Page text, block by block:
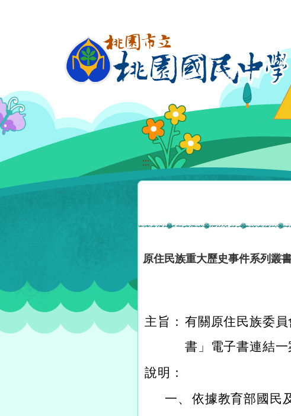
:::
原住民族重大歷史事件系列叢
主旨： 有關原住民族委
書」電子書連結一
說明：
一、 依據教育部國民